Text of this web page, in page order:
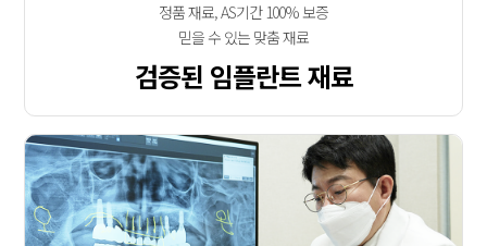
정품 재료, AS기간 100% 보증
믿을 수 있는 맞춤 재료
검증된 임플란트 재료